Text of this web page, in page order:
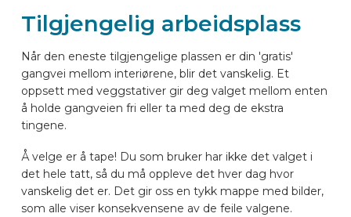
Tilgjengelig arbeidsplass
Når den eneste tilgjengelige plassen er din 'gratis'
gangvei mellom interiørene, blir det vanskelig. Et
oppsett med veggstativer gir deg valget mellom enten
å holde gangveien fri eller ta med deg de ekstra
tingene.
Å velge er å tape! Du som bruker har ikke det valget i
det hele tatt, så du må oppleve det hver dag hvor
vanskelig det er. Det gir oss en tykk mappe med bilder,
som alle viser konsekvensene av de feile valgene.